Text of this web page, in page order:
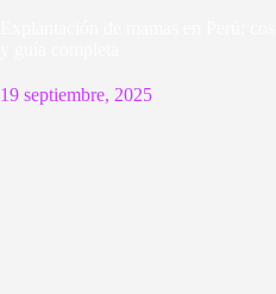
19 septiembre, 2025